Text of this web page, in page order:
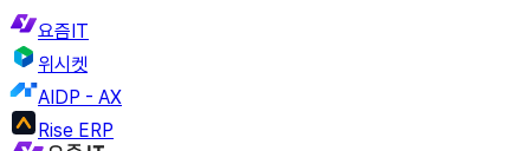
요즘IT
위시켓
AIDP - AX
Rise ERP